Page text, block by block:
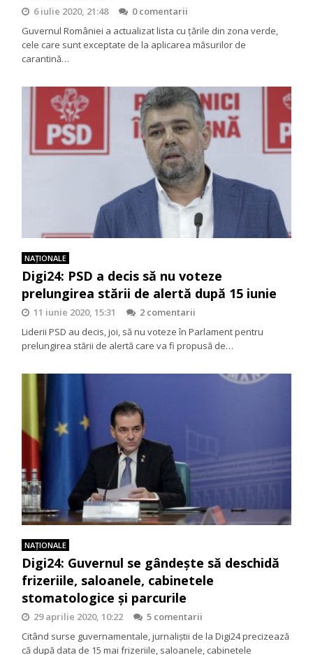
6 iulie 2020, 21:48
0 comentarii
Guvernul României a actualizat lista cu țările din zona verde,
cele care sunt exceptate de la aplicarea măsurilor de
carantină…
NAŢIONALE
Digi24: PSD a decis să nu voteze
prelungirea stării de alertă după 15 iunie
11 iunie 2020, 15:31
2 comentarii
Liderii PSD au decis, joi, să nu voteze în Parlament pentru
prelungirea stării de alertă care va fi propusă de…
NAŢIONALE
Digi24: Guvernul se gândește să deschidă
frizeriile, saloanele, cabinetele
stomatologice și parcurile
29 aprilie 2020, 10:22
5 comentarii
Citând surse guvernamentale, jurnaliștii de la Digi24 precizează
că după data de 15 mai frizeriile, saloanele, cabinetele